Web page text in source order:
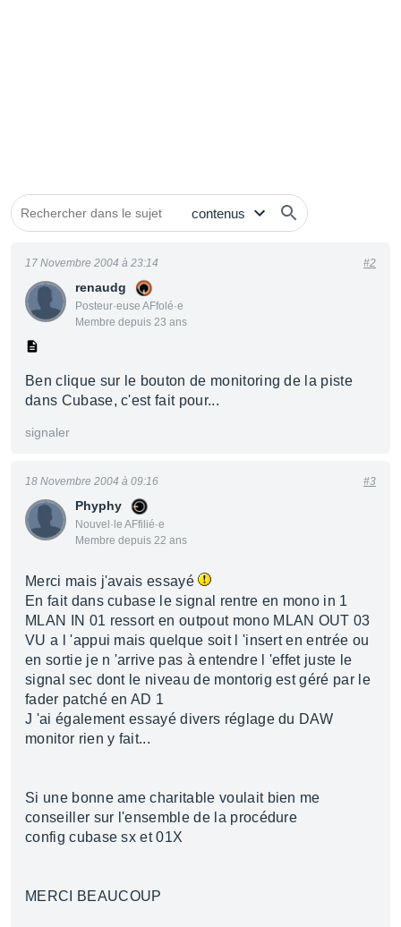
renaudg
Posteur·euse AFfolé·e
Membre depuis 23 ans
17 Novembre 2004 à 23:14 #2
Ben clique sur le bouton de monitoring de la piste
dans Cubase, c'est fait pour...
signaler
Phyphy
Nouvel·le AFfilié·e
Membre depuis 22 ans
18 Novembre 2004 à 09:16 #3
Merci mais j'avais essayé
En fait dans cubase le signal rentre en mono in 1
MLAN IN 01 ressort en outpout mono MLAN OUT 03
VU a l 'appui mais quelque soit l 'insert en entrée ou
en sortie je n 'arrive pas à entendre l 'effet juste le
signal sec dont le niveau de montorig est géré par le
fader patché en AD 1
J 'ai également essayé divers réglage du DAW
monitor rien y fait...
Si une bonne ame charitable voulait bien me
conseiller sur l'ensemble de la procédure
config cubase sx et 01X
MERCI BEAUCOUP